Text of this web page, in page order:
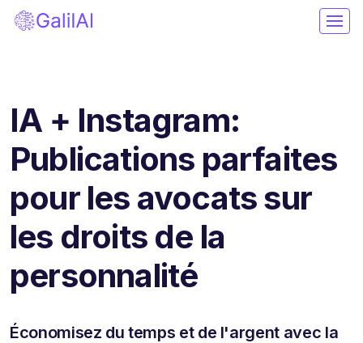
IA + Instagram:
Publications parfaites
pour les avocats sur
les droits de la
personnalité
Économisez du temps et de l'argent avec la